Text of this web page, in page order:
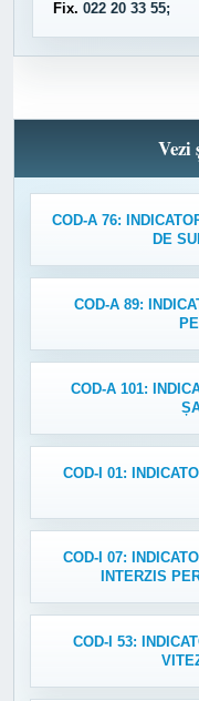
Fix. 022 20 33 55;
Vezi
COD-A 76:
DE
COD-A 89:
COD-A 101:
COD-I 01:
COD-I 07:
INTERZIS
COD-I 53: